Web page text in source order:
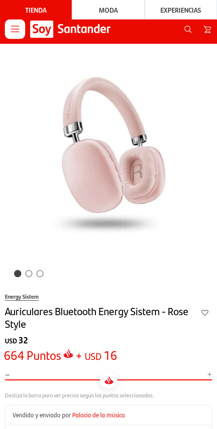
TIENDA MODA EXPERIENCIAS

Energy Sistem
Auriculares Bluetooth Energy Sistem - Rose
Style
USD 32
664 Puntos + USD 16
- +
Vendido y enviado por Palacio de la música